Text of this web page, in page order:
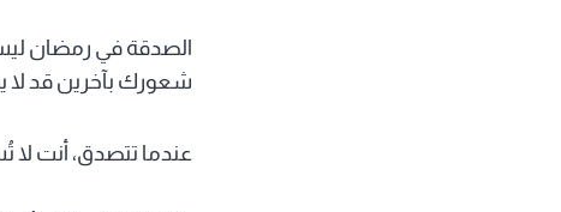
الصدقة في رمضان
شعورك بآخرين قد
عندما تتصدق، أنت